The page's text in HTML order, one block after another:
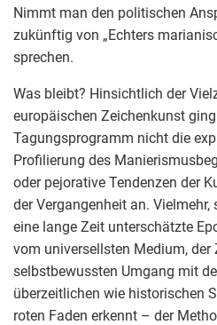
Nimmt man den politischen
zukünftig von „Echters
sprechen.
Was bleibt? Hinsichtlich der
europäischen Zeichenkunst
Tagungsprogramm nicht die
Profilierung des
oder pejorative Tendenzen der
der Vergangenheit an.
eine lange Zeit unterschätzte
vom universellsten Medium, der
selbstbewussten Umgang mit
überzeitlichen wie historischen
roten Faden erkennt – der